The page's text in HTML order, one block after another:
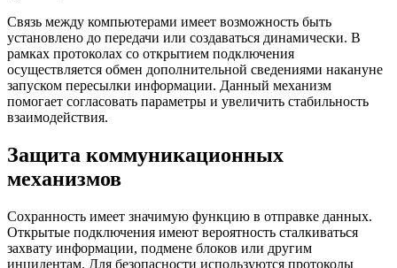
Связь между компьютерами имеет возможность быть
установлено до передачи или создаваться динамически. В
рамках протоколах со открытием подключения
осуществляется обмен дополнительной сведениями накануне
запуском пересылки информации. Данный механизм
помогает согласовать параметры и увеличить стабильность
взаимодействия.
Защита коммуникационных
механизмов
Сохранность имеет значимую функцию в отправке данных.
Открытые подключения имеют вероятность сталкиваться
захвату информации, подмене блоков или другим
инцидентам. Для безопасности используются протоколы